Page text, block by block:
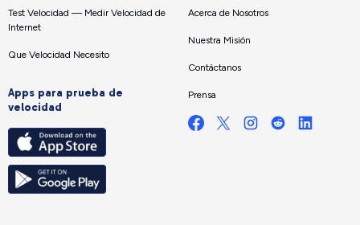
Test Velocidad — Medir Velocidad de
Internet
Que Velocidad Necesito
Apps para prueba de
velocidad
Acerca de Nosotros
Nuestra Misión
Contáctanos
Prensa